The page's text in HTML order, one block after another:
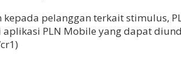
pelanggan terkait stimulus,
PLN Mobile yang dapat